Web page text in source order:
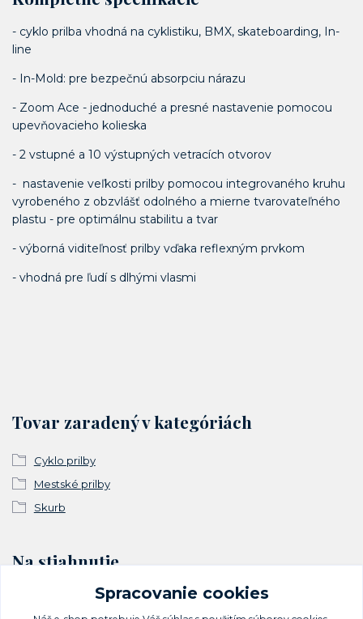
- cyklo prilba vhodná na cyklistiku, BMX, skateboarding, In-
line
- In-Mold: pre bezpečnú absorpciu nárazu
- Zoom Ace - jednoduché a presné nastavenie pomocou
upevňovacieho kolieska
- 2 vstupné a 10 výstupných vetracích otvorov
- nastavenie veľkosti prilby pomocou integrovaného kruhu
vyrobeného z obzvlášť odolného a mierne tvarovateľného
plastu - pre optimálnu stabilitu a tvar
- výborná viditeľnosť prilby vďaka reflexným prvkom
- vhodná pre ľudí s dlhými vlasmi
Tovar zaradený v kategóriách
Cyklo prilby
Mestské prilby
Skurb
Na stiahnutie
Vyhlásenie o zhodeSpracovanie cookies